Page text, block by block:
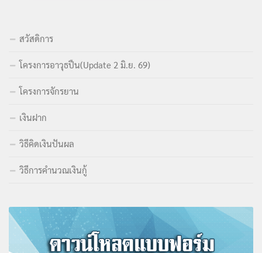
สวัสดิการ
โครงการอาวุธปืน(Update 2 มิ.ย. 69)
โครงการจักรยาน
เงินฝาก
วิธีคิดเงินปันผล
วิธีการคำนวณเงินกู้